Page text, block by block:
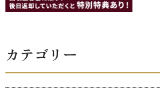
カテゴリー